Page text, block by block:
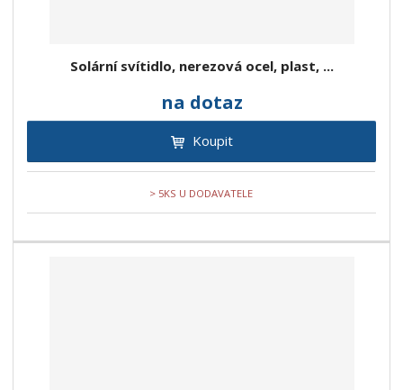
Solární svítidlo, nerezová ocel, plast, ...
na dotaz
Koupit
> 5KS U DODAVATELE